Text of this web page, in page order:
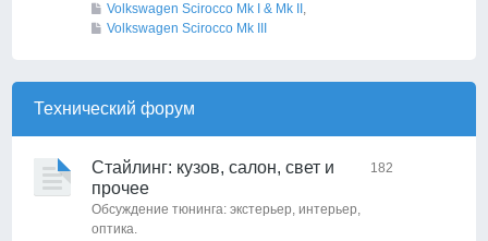
Volkswagen Scirocco Mk I & Mk II ,
Volkswagen Scirocco Mk III
Технический форyм
Стайлинг: кузов, салон, свет и
прочее
Обсуждение тюнинга: экстерьер, интерьер,
оптика.
182